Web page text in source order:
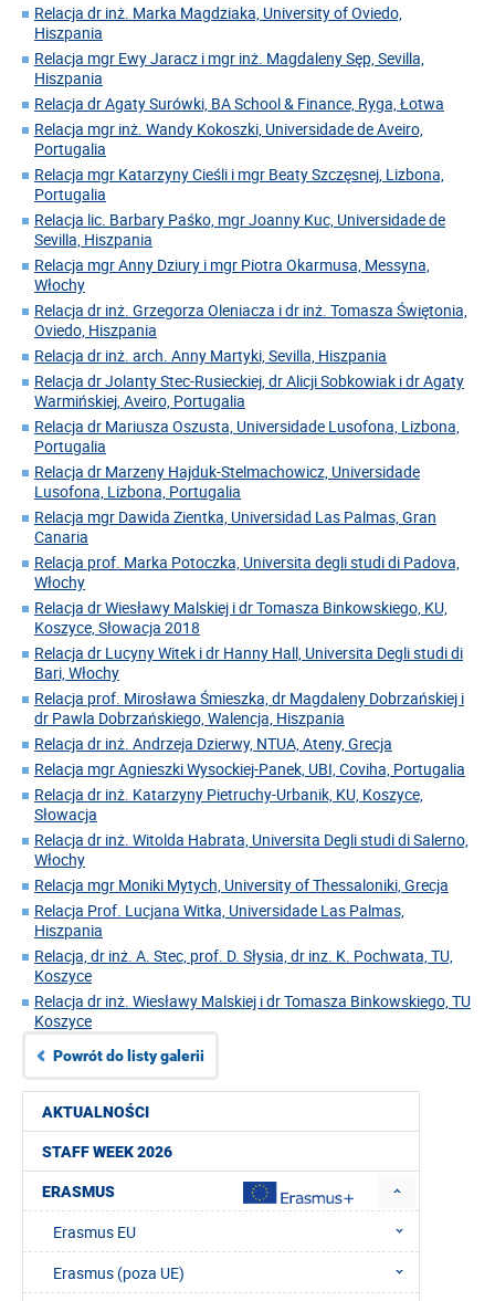
AKTUALNOŚCI
STAFF WEEK 2026
ERASMUS
Erasmus EU
Erasmus (poza UE)
Relacja dr inż. Marka Magdziaka, University of Oviedo,
Hiszpania
Relacja mgr Ewy Jaracz i mgr inż. Magdaleny Sęp, Sevilla,
Hiszpania
Relacja dr Agaty Surówki, BA School & Finance, Ryga, Łotwa
Relacja mgr inż. Wandy Kokoszki, Universidade de Aveiro,
Portugalia
Relacja mgr Katarzyny Cieśli i mgr Beaty Szczęsnej, Lizbona,
Portugalia
Relacja lic. Barbary Paśko, mgr Joanny Kuc, Universidade de
Sevilla, Hiszpania
Relacja mgr Anny Dziury i mgr Piotra Okarmusa, Messyna,
Włochy
Relacja dr inż. Grzegorza Oleniacza i dr inż. Tomasza Świętonia,
Oviedo, Hiszpania
Relacja dr inż. arch. Anny Martyki, Sevilla, Hiszpania
Relacja dr Jolanty Stec-Rusieckiej, dr Alicji Sobkowiak i dr Agaty
Warmińskiej, Aveiro, Portugalia
Relacja dr Mariusza Oszusta, Universidade Lusofona, Lizbona,
Portugalia
Relacja dr Marzeny Hajduk-Stelmachowicz, Universidade
Lusofona, Lizbona, Portugalia
Relacja mgr Dawida Zientka, Universidad Las Palmas, Gran
Canaria
Relacja prof. Marka Potoczka, Universita degli studi di Padova,
Włochy
Relacja dr Wiesławy Malskiej i dr Tomasza Binkowskiego, KU,
Koszyce, Słowacja 2018
Relacja dr Lucyny Witek i dr Hanny Hall, Universita Degli studi di
Bari, Włochy
Relacja prof. Mirosława Śmieszka, dr Magdaleny Dobrzańskiej i
dr Pawla Dobrzańskiego, Walencja, Hiszpania
Relacja dr inż. Andrzeja Dzierwy, NTUA, Ateny, Grecja
Relacja mgr Agnieszki Wysockiej-Panek, UBI, Coviha, Portugalia
Relacja dr inż. Katarzyny Pietruchy-Urbanik, KU, Koszyce,
Słowacja
Relacja dr inż. Witolda Habrata, Universita Degli studi di Salerno,
Włochy
Relacja mgr Moniki Mytych, University of Thessaloniki, Grecja
Relacja Prof. Lucjana Witka, Universidade Las Palmas,
Hiszpania
Relacja, dr inż. A. Stec, prof. D. Słysia, dr inz. K. Pochwata, TU,
Koszyce
Relacja dr inż. Wiesławy Malskiej i dr Tomasza Binkowskiego, TU
Koszyce
Powrót do listy galerii